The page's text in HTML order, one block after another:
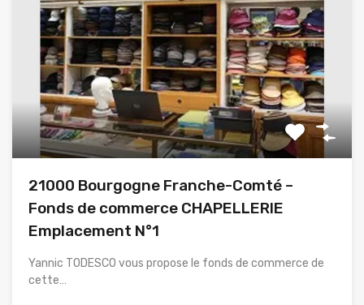
21000 Bourgogne Franche-Comté –
Fonds de commerce CHAPELLERIE
Emplacement N°1
Yannic TODESCO vous propose le fonds de commerce de
cette…